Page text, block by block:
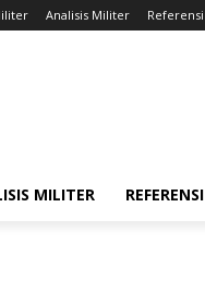
Analisis Militer Referensi
MILITER REFERENSI